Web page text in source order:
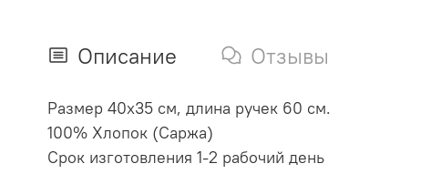
Описание Отзывы
Размер 40х35 см, длина ручек 60 см.
100% Хлопок (Саржа)
Срок изготовления 1-2 рабочий день